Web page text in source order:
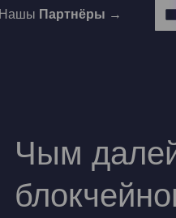
Нашы Партнёры →
Чым